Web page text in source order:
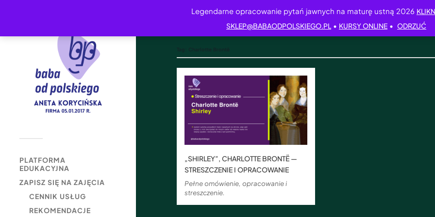
Legendarne opracowanie pytań jawnych na maturę ustną 2026
SKLEP@BABAODPOLSKIEGO.PL • KURSY ONLINE • ODRZUĆ
PLATFORMA
EDUKACYJNA
ZAPISZ SIĘ NA ZAJĘCIA
CENNIK USŁUG
REKOMENDACJE
„SHIRLEY”, CHARLOTTE BRONTË —
STRESZCZENIE I OPRACOWANIE
Pełne omówienie, opracowanie i
streszczenie.